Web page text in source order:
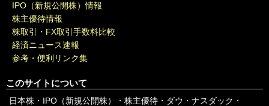
IPO（新規公開株）情報
株主優待情報
株取引・FX取引手数料比較
経済ニュース速報
参考・便利リンク集
このサイトについて
日本株・IPO（新規公開株）・株主優待・ダウ・ナスダック・